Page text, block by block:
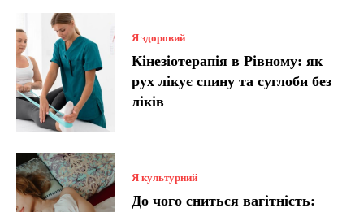
Я здоровий
Кінезіотерапія в Рівному: як
рух лікує спину та суглоби без
ліків
Я культурний
До чого сниться вагітність: